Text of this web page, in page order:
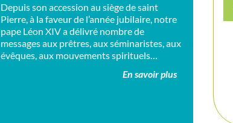
Depuis son accession au siège de saint
Pierre, à la faveur de l’année jubilaire, notre
pape Léon XIV a délivré nombre de
messages aux prêtres, aux séminaristes, aux
évêques, aux mouvements spirituels…
En savoir plus